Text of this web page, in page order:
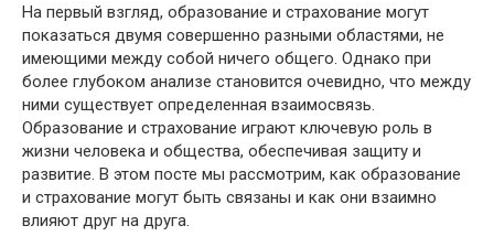
На первый взгляд, образование и страхование могут
показаться двумя совершенно разными областями, не
имеющими между собой ничего общего. Однако при
более глубоком анализе становится очевидно, что между
ними существует определенная взаимосвязь.
Образование и страхование играют ключевую роль в
жизни человека и общества, обеспечивая защиту и
развитие. В этом посте мы рассмотрим, как образование
и страхование могут быть связаны и как они взаимно
влияют друг на друга.